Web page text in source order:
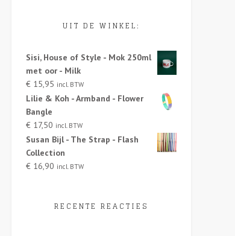
UIT DE WINKEL:
Sisi, House of Style - Mok 250ml
met oor - Milk
€ 15,95 incl. BTW
Lilie & Koh - Armband - Flower
Bangle
€ 17,50 incl. BTW
Susan Bijl - The Strap - Flash
Collection
€ 16,90 incl. BTW
RECENTE REACTIES